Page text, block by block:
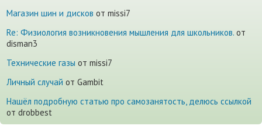
Магазин шин и дисков от missi7
Re: Физиология возникновения мышления для школьников. от
disman3
Технические газы от missi7
Личный случай от Gambit
Нашёл подробную статью про самозанятость, делюсь ссылкой
от drobbest